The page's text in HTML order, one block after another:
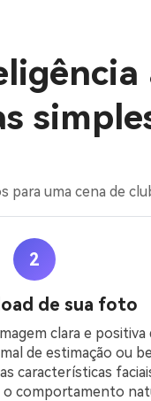
para uma cena de
2
de sua foto
clara e positiva
de estimação ou
características
o comportamento